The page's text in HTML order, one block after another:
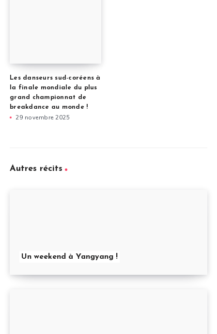
Les danseurs sud-coréens à
la finale mondiale du plus
grand championnat de
breakdance au monde !
29 novembre 2025
Autres récits
Un weekend à Yangyang !